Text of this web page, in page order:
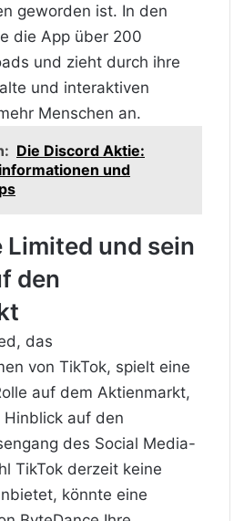
geworden ist. In den
die App über 200
und zieht durch ihre
und interaktiven
Menschen an.
Die Discord Aktie:
und
Limited und sein
den
das
von TikTok, spielt eine
auf dem Aktienmarkt,
auf den
des Social Media-
TikTok derzeit keine
könnte eine